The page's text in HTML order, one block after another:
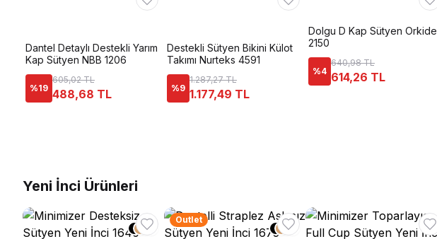
Dantel Detaylı Destekli Yarım
Kap Sütyen NBB 1206
%19
605,02 TL
488,68 TL
Destekli Sütyen Bikini Külot
Takımı Nurteks 4591
%9
1.287,27 TL
1.177,49 TL
Dolgu D Kap Sütyen Orkide
2150
%4
640,98 TL
614,26 TL
Yeni İnci Ürünleri
+
Outlet
+